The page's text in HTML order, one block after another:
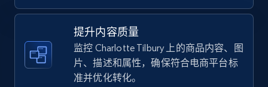
TikTok Shop - Collect TikTok shop products
by keywords search
URL, Title, Available, Description, Currency, Initial
提升内容质量
监控 Charlotte Tilbury 上的商品内容、图
片、描述和属性，确保符合电商平台标
准并优化转化。